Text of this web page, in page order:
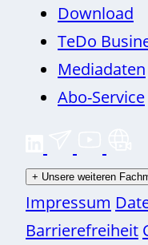
Download
TeDo
Mediadaten
Abo-Service
+ Unsere weiteren
Impressum
Barrierefreiheit